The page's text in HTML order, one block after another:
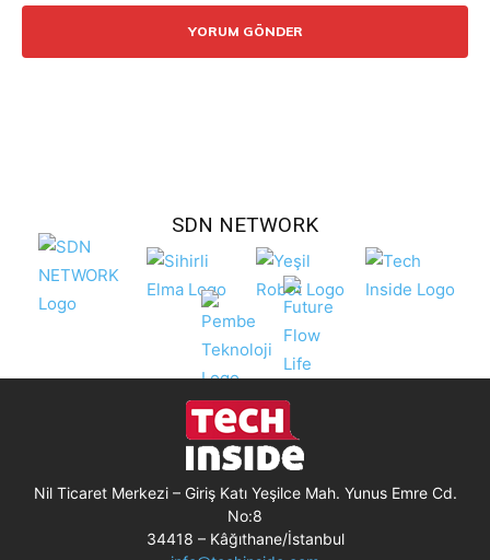
SDN NETWORK
Nil Ticaret Merkezi – Giriş Katı Yeşilce Mah. Yunus Emre Cd.
No:8
34418 – Kâğıthane/İstanbul